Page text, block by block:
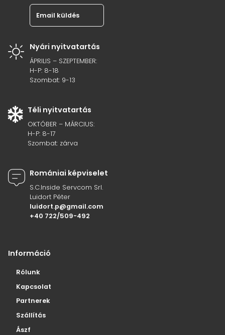
Email küldés
Nyári nyitvatartás
ÁPRILIS – SZEPTEMBER:
H-P: 8-18
Szombat: 9-13
Téli nyitvatartás
OKTÓBER – MÁRCIUS:
H-P: 8-17
Szombat: zárva
Romániai képviselet
S.C.Inside Servcom Srl.
Luidort Péter
luidort.p@gmail.com
+40 722/509-492
Információ
Rólunk
Kapcsolat
Partnerek
Szállítás
Ászf